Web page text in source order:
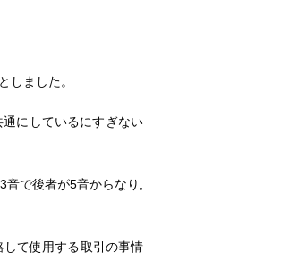
しました。
にしているにすぎない
で後者が5音からなり,
て使用する取引の事情